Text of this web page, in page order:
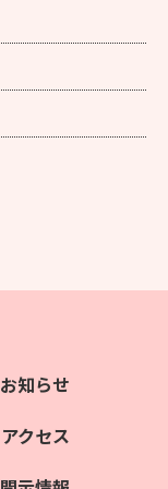
お知らせ
アクセス